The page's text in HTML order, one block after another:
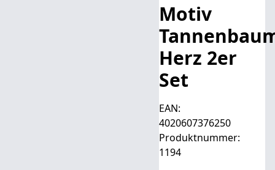
Motiv
Herz 2er
Set
EAN:
4020607376250
Produktnummer:
1194